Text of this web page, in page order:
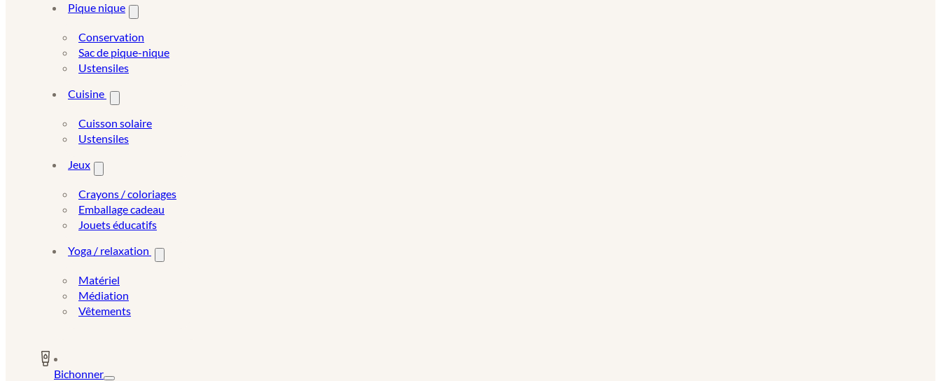
Pique nique
Conservation
Sac de pique-nique
Ustensiles
Cuisine
Cuisson solaire
Ustensiles
Jeux
Crayons / coloriages
Emballage cadeau
Jouets éducatifs
Yoga / relaxation
Matériel
Médiation
Vêtements
Bichonner